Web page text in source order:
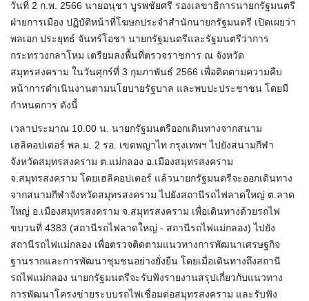
วันที่ 2 ก.พ. 2566 นายอนุชา บูรพชัยศรี รองเลขาธิการนายกรัฐมนตรี
ฝ่ายการเมือง ปฏิบัติหน้าที่โฆษกประจำสำนักนายกรัฐมนตรี เปิดเผยว่า
พลเอก ประยุทธ์ จันทร์โอชา นายกรัฐมนตรีและรัฐมนตรีว่าการ
กระทรวงกลาโหม เตรียมลงพื้นที่ตรวจราชการ ณ จังหวัด
สมุทรสงคราม ในวันศุกร์ที่ 3 กุมภาพันธ์ 2566 เพื่อติดตามความคืบ
หน้าการดำเนินงานตามนโยบายรัฐบาล และพบปะประชาชน โดยมี
กำหนดการ ดังนี้
เวลาประมาณ 10.00 น. นายกรัฐมนตรีออกเดินทางจากสนาม
เฮลิคอปเตอร์ พล.ม. 2 รอ. เขตพญาไท กรุงเทพฯ ไปยังสนามกีฬา
จังหวัดสมุทรสงคราม ต.แม่กลอง อ.เมืองสมุทรสงคราม
จ.สมุทรสงคราม โดยเฮลิคอปเตอร์ แล้วนายกรัฐมนตรีจะออกเดินทาง
จากสนามกีฬาจังหวัดสมุทรสงคราม ไปยังสถานีรถไฟลาดใหญ่ ต.ลาด
ใหญ่ อ.เมืองสมุทรสงคราม จ.สมุทรสงคราม เพื่อเดินทางด้วยรถไฟ
ขบวนที่ 4383 (สถานีรถไฟลาดใหญ่ - สถานีรถไฟแม่กลอง) ไปยัง
สถานีรถไฟแม่กลอง เพื่อตรวจติดตามแนวทางการพัฒนาเศรษฐกิจ
ฐานรากและการพัฒนาชุมชนอย่างยั่งยืน โดยเมื่อเดินทางถึงสถานี
รถไฟแม่กลอง นายกรัฐมนตรีจะรับฟังรายงานสรุปเกี่ยวกับแนวทาง
การพัฒนาโครงข่ายระบบรถไฟเชื่อมต่อสมุทรสงคราม และรับฟัง